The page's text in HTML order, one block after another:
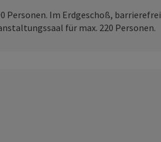
Personen. Im Erdgeschoß, barrierefrei
für max. 220 Personen.